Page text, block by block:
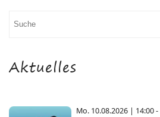
Suchen
Aktuelles
Mo. 10.08.2026 | 14:00